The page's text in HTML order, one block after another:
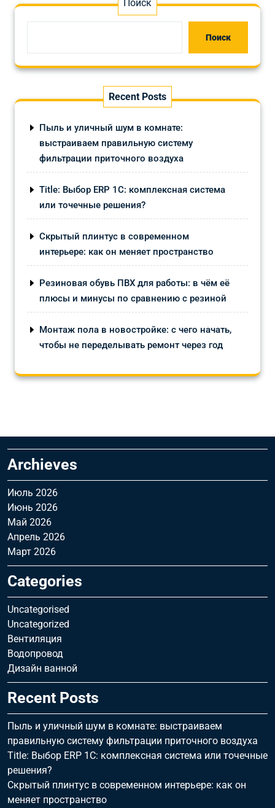
Поиск
Поиск
Recent Posts
Пыль и уличный шум в комнате:
выстраиваем правильную систему
фильтрации приточного воздуха
Title: Выбор ERP 1С: комплексная система
или точечные решения?
Скрытый плинтус в современном
интерьере: как он меняет пространство
Резиновая обувь ПВХ для работы: в чём её
плюсы и минусы по сравнению с резиной
Монтаж пола в новостройке: с чего начать,
чтобы не переделывать ремонт через год
Archieves
Июль 2026
Июнь 2026
Май 2026
Апрель 2026
Март 2026
Categories
Uncategorised
Uncategorized
Вентиляция
Водопровод
Дизайн ванной
Recent Posts
Пыль и уличный шум в комнате: выстраиваем
правильную систему фильтрации приточного воздуха
Title: Выбор ERP 1С: комплексная система или точечные
решения?
Скрытый плинтус в современном интерьере: как он
меняет пространство